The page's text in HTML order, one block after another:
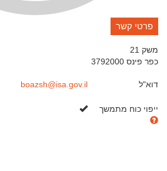
פרטי קשר
משק 21
כפר פינס 3792000
דוא"ל boazsh@isa.gov.il
ייפוי כוח מתמשך כן